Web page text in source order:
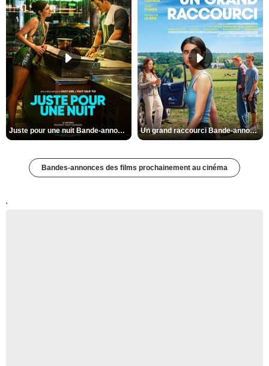
Juste pour une nuit Bande-annonce VO STFR Un grand raccourci Bande-annonce VF
Bandes-annonces des films prochainement au cinéma
'